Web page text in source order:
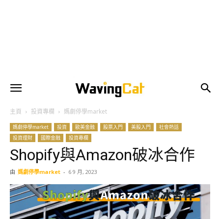
主頁 投資專欄 媽劇停學market
媽劇停學market 投資 歐美金融 股票入門 美股入門
社會熱話
投資理財
國際金融 投資專欄
Shopify與Amazon破冰合作
由 媽劇停學market - 6 9 月, 2023